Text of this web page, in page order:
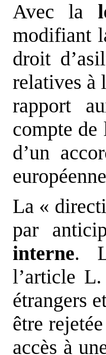
Avec la
modifiant
droit
relatives à
rapport
compte
d’un
La «
par
interne.
l’article
étrangers
être
accès à